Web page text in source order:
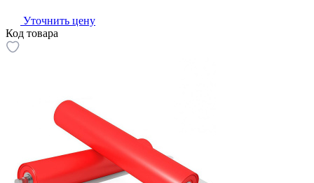
Уточнить цену
Код товара